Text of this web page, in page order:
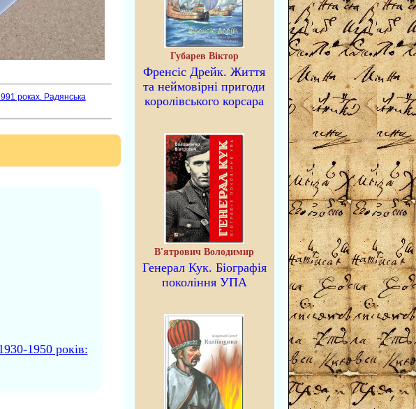
роках. Радянська
1950 років:
Губарев Віктор
Френсіс Дрейк. Життя
та неймовірні пригоди
королівського корсара
В'ятрович Володимир
Генерал Кук. Біографія
покоління УПА